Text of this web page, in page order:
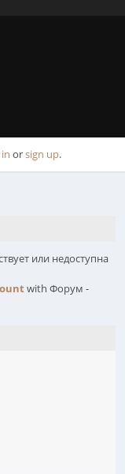
orsign up.
или недоступна
with Форум -